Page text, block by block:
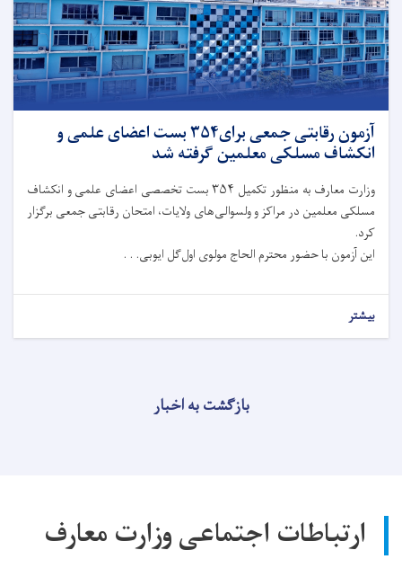
آزمون رقابتی جمعی برای۳۵۴ بست اعضای علمی و
انکشاف مسلکی معلمین گرفته شد
وزارت معارف به‌ منظور تکمیل ۳۵۴ بست تخصصی اعضای علمی و انکشاف
مسلکی معلمین در مراکز و ولسوالی‌های ولایات، امتحان رقابتی جمعی برگزار
کرد.
این آزمون با حضور محترم الحاج مولوی اول‌گل ایوبی. . .
بیشتر
بازگشت به اخبار
ارتباطات اجتماعی وزارت معارف